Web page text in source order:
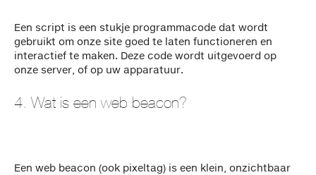
Een script is een stukje programmacode dat wordt
gebruikt om onze site goed te laten functioneren en
interactief te maken. Deze code wordt uitgevoerd op
onze server, of op uw apparatuur.
4. Wat is een web beacon?
Een web beacon (ook pixeltag) is een klein, onzichtbaar